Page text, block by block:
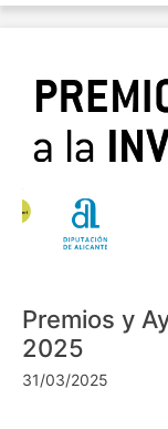
Premios y
2025
31/03/2025